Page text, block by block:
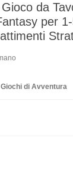
da
per
di Avventura